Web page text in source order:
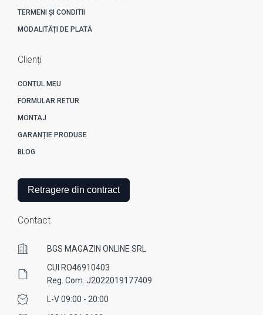
TERMENI ȘI CONDITII
MODALITĂȚI DE PLATĂ
Clienți
CONTUL MEU
FORMULAR RETUR
MONTAJ
GARANȚIE PRODUSE
BLOG
Retragere din contract
Contact
BGS MAGAZIN ONLINE SRL
CUI RO46910403
Reg. Com. J2022019177409
L-V 09:00 - 20:00